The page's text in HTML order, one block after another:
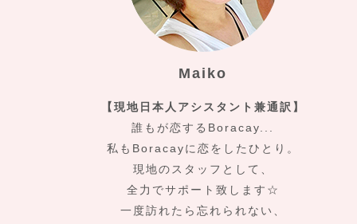
Maiko
【現地日本人アシスタント兼通訳】
誰もが恋するBoracay...
私もBoracayに恋をしたひとり。
現地のスタッフとして、
全力でサポート致します☆
一度訪れたら忘れられない、